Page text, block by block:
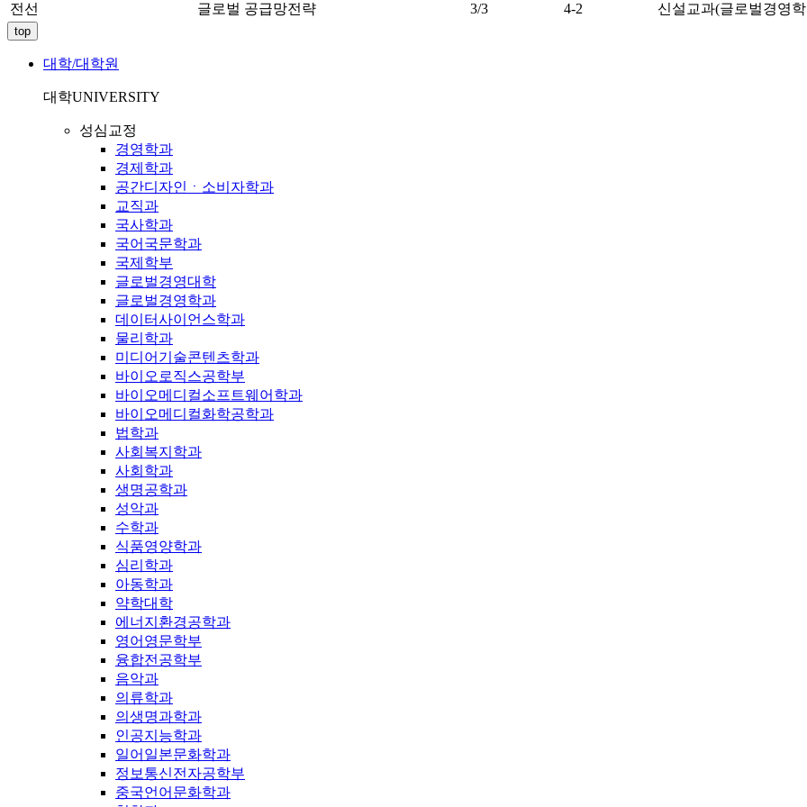
전선 글로벌 공급망전략 3/3 4-2 신설교과(글로벌경영
top
대학/대학원
대학UNIVERSITY
성심교정
경영학과
경제학과
공간디자인ㆍ소비자학과
교직과
국사학과
국어국문학과
국제학부
글로벌경영대학
글로벌경영학과
데이터사이언스학과
물리학과
미디어기술콘텐츠학과
바이오로직스공학부
바이오메디컬소프트웨어학과
바이오메디컬화학공학과
법학과
사회복지학과
사회학과
생명공학과
성악과
수학과
식품영양학과
심리학과
아동학과
약학대학
에너지환경공학과
영어영문학부
융합전공학부
음악과
의류학과
의생명과학과
인공지능학과
일어일본문화학과
정보통신전자공학부
중국언어문화학과